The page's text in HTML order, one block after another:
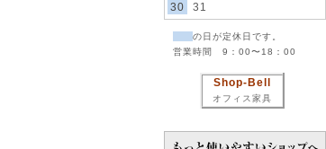
30
31
の日が定休日です。
営業時間 9：00〜18：00
Shop-Bell
オフィス家具